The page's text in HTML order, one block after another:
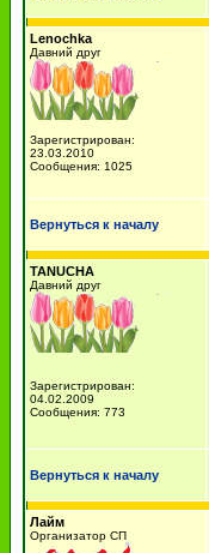
Lenochka
Давний друг
Зарегистрирован:
23.03.2010
Сообщения: 1025
Вернуться к началу
TANUCHA
Давний друг
Зарегистрирован:
04.02.2009
Сообщения: 773
Вернуться к началу
Лайм
Организатор СП